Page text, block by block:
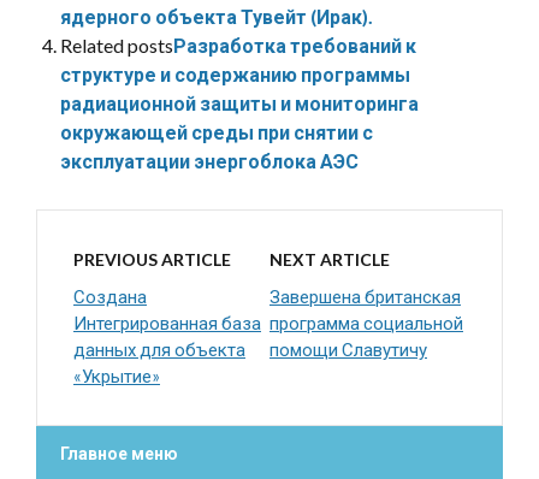
ядерного объекта Тувейт (Ирак).
Related postsРазработка требований к
структуре и содержанию программы
радиационной защиты и мониторинга
окружающей среды при снятии с
эксплуатации энергоблока АЭС
PREVIOUS ARTICLE
Создана
Интегрированная база
данных для объекта
«Укрытие»
NEXT ARTICLE
Завершена британская
программа социальной
помощи Славутичу
Главное меню